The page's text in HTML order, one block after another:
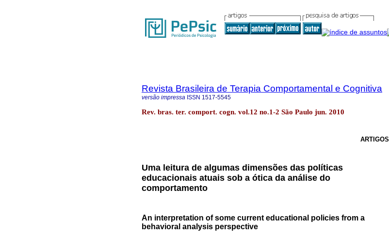
Revista Brasileira de Terapia Comportamental e Cognitiva
versão impressa ISSN 1517-5545
Rev. bras. ter. comport. cogn. vol.12 no.1-2 São Paulo jun. 2010
ARTIGOS
Uma leitura de algumas dimensões das políticas
educacionais atuais sob a ótica da análise do
comportamento
An interpretation of some current educational policies from a
behavioral analysis perspective